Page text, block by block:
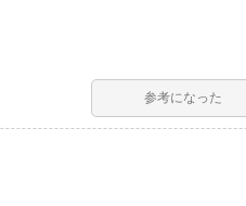
参考になった